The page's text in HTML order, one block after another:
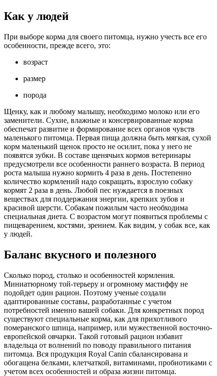
Как у людей
При выборе корма для своего питомца, нужно учесть все его
особенности, прежде всего, это:
возраст
размер
порода
Щенку, как и любому малышу, необходимо молоко или его
заменители. Сухие, влажные и консервированные корма
обеспечат развитие и формирование всех органов чувств
маленького питомца. Первая пища должна быть мягкая, сухой
корм маленький щенок просто не осилит, пока у него не
появятся зубки. В составе щенячьих кормов ветеринары
предусмотрели все особенности раннего возраста. В период
роста малыша нужно кормить 4 раза в день. Постепенно
количество кормлений надо сокращать, взрослую собаку
кормят 2 раза в день. Любой пес нуждается в поезных
веществах для поддержания энергии, крепких зубов и
красивой шерсти. Собакам пожилым часто необходима
специальная диета. С возрастом могут появиться проблемы с
пищеварением, костями, зрением. Как видим, у собак все, как
у людей.
Баланс вкусного и полезного
Сколько пород, столько и особенностей кормления.
Миниатюрному той-терьеру и огромному мастиффу не
подойдет один рацион. Поэтому ученые создали
адаптированные составы, разработанные с учетом
потребностей именно вашей собаки. Для конкретных пород
существуют специальные корма, как для прихотливого
померанского шпица, например, или мужественной восточно-
европейской овчарки. Такой готовый рацион избавит
владельца от волнений по поводу правильного питания
питомца. Вся продукция Royal Canin сбалансирована и
обогащена белками, клетчаткой, витаминами, пробиотиками с
учетом всех особенностей и образа жизни питомца.